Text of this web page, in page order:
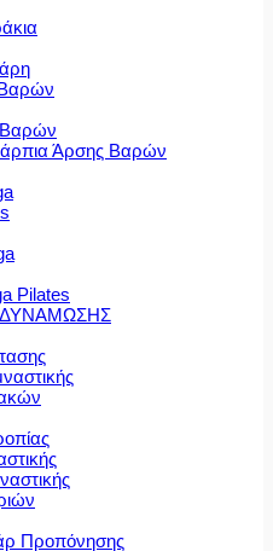
Άρσης Βαρών
Pilates
Προπόνησης